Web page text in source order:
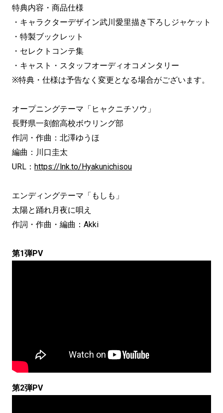
特典内容・商品仕様
・キャラクターデザイン武川愛里描き下ろしジャケット
・特製ブックレット
・セレクトコンテ集
・キャスト・スタッフオーディオコメンタリー
※特典・仕様は予告なく変更となる場合がございます。
オープニングテーマ「ヒャクニチソウ」
長野県一刻館高校ボウリング部
作詞・作曲：北澤ゆうほ
編曲：川口圭太
URL： https://lnk.to/Hyakunichisou
エンディングテーマ「もしも」
太陽と踊れ月夜に唄え
作詞・作曲・編曲：Akki
第1弾PV
第2弾PV